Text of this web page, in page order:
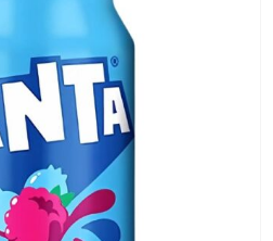
(FINO A 4,9
KG) –
CONSEGNA
IN 24/48
ORE AD